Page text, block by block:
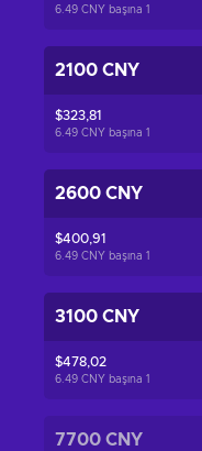
6.49 CNY başına 1
2100 CNY
$323,81
6.49 CNY başına 1
2600 CNY
$400,91
6.49 CNY başına 1
3100 CNY
$478,02
6.49 CNY başına 1
7700 CNY